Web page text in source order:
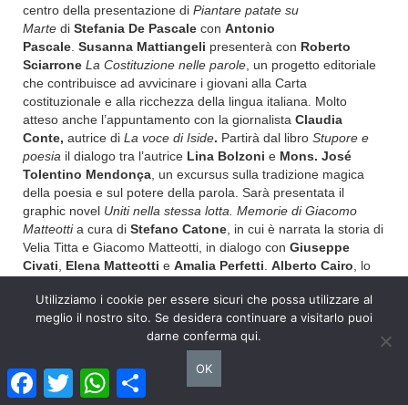
centro della presentazione di Piantare patate su
Marte di Stefania De Pascale con Antonio
Pascale Susanna Mattiangeli presenterà con Roberto
Sciarrone La Costituzione nelle parole , un progetto editoriale
che contribuisce ad avvicinare i giovani alla Carta
costituzionale e alla ricchezza della lingua italiana. Molto
atteso anche l’appuntamento con la giornalista Claudia
Conte, autrice di La voce di Iside. Partirà dal libro Stupore e
poesia il dialogo tra l’autrice Lina Bolzoni e Mons. José
Tolentino Mendonça , un excursus sulla tradizione magica
della poesia e sul potere della parola. Sarà presentata il
graphic novel Uniti nella stessa lotta. Memorie di Giacomo
Matteottia cura di Stefano Catone , in cui è narrata la storia di
Velia Titta e Giacomo Matteotti, in dialogo con Giuseppe
Civati
Elena Matteotti e Amalia Perfetti Alberto Cairo , lo
della Croce Rossa, sarà intervistato daFrancesca Sforza per
raccontare venti anni di esperienza professionale ed
esistenziale in Afghanistan. Il laboratorio che prende il titolo dal
ragazzi in un’avventura tra il regno dei vivi e quello dei morti,
tra vicoli, argini e palazzi da attraversare correndo a perdifiato.
FacebookTwitter WhatsAppCondividi
Utilizziamo i cookie per essere sicuri che possa utilizzare al
meglio il nostro sito. Se desidera continuare a visitarlo puoi
darne conferma qui.
OK